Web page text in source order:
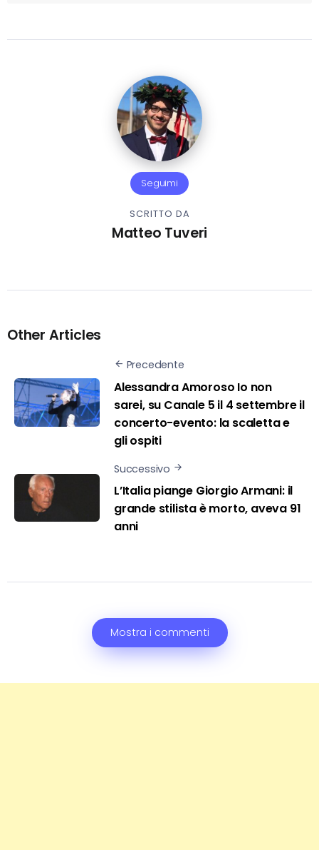
Seguimi
SCRITTO DA
Matteo Tuveri
Other Articles
Precedente
Alessandra Amoroso Io non
sarei, su Canale 5 il 4 settembre il
concerto-evento: la scaletta e
gli ospiti
Successivo
L’Italia piange Giorgio Armani: il
grande stilista è morto, aveva 91
anni
Mostra i commenti